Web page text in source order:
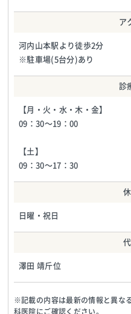
ア
河内山本駅より徒歩2分
※駐車場(5台分)あり
診
【月・火・水・木・金】
09：30〜19：00
【土】
09：30〜17：30
日曜・祝日
澤田 靖斤位
※記載の内容は最新の情報と異な
科医院にご確認ください。